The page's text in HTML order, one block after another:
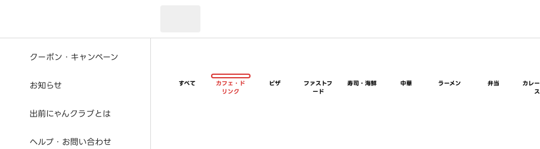
クーポン・キャンペーン
お知らせ
出前にゃんクラブとは
ヘルプ・お問い合わせ
すべて
カフェ・ド
リンク
ピザ
ファストフ
ード
寿司・海鮮 中華 ラーメン 弁当
カレ
ス